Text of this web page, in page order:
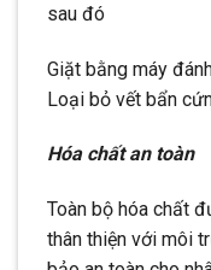
sau đó
Giặt bằng máy
Loại bỏ vết bẩn
Hóa chất an toàn
Toàn bộ hóa chất
thân thiện với môi